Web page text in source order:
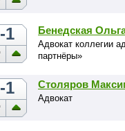
-1 Бенедская
Адвокат коллегии
партнёры»
-1 Столяров
Адвокат